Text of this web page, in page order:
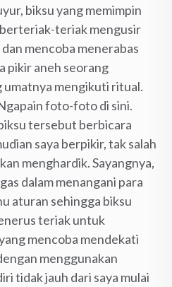
biksu yang memimpin
teriak mengusir
mencoba menerabas
pikir aneh seorang
umatnya mengikuti ritual.
foto-foto di sini.
tersebut berbicara
saya berpikir, tak salah
menghardik. Sayangnya,
dalam menangani para
aturan sehingga biksu
teriak untuk
mencoba mendekati
menggunakan
tidak jauh dari saya mulai